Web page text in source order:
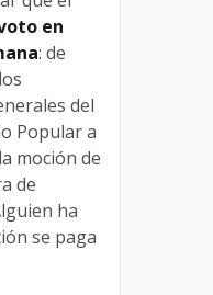
en
: de
del
Popular a
moción de
de
ha
se paga